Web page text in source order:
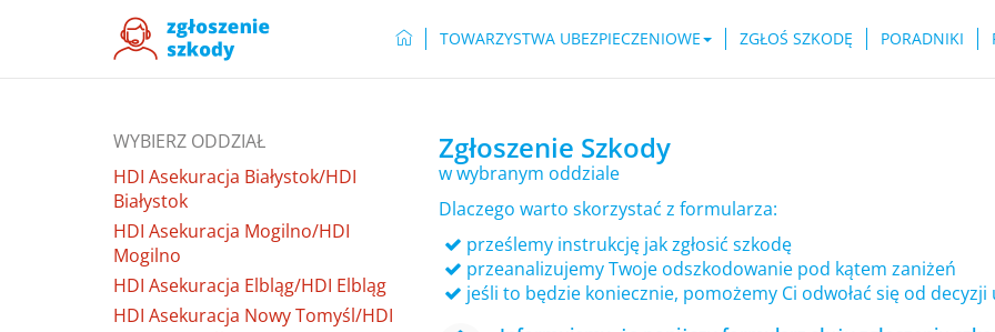
TOWARZYSTWA UBEZPIECZENIOWE ZGŁOŚ SZKODĘ PORADNIKI
WYBIERZ ODDZIAŁ
HDI Asekuracja Białystok/HDI
Białystok
HDI Asekuracja Mogilno/HDI
Mogilno
HDI Asekuracja Elbląg/HDI Elbląg
HDI Asekuracja Nowy Tomyśl/HDI
Zgłoszenie Szkody
w wybranym oddziale
Dlaczego warto skorzystać z formularza:
prześlemy instrukcję jak zgłosić szkodę
przeanalizujemy Twoje odszkodowanie pod kątem zaniżeń
jeśli to będzie koniecznie, pomożemy Ci odwołać się od decyzji